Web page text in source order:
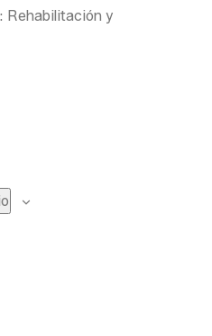
Rehabilitación y